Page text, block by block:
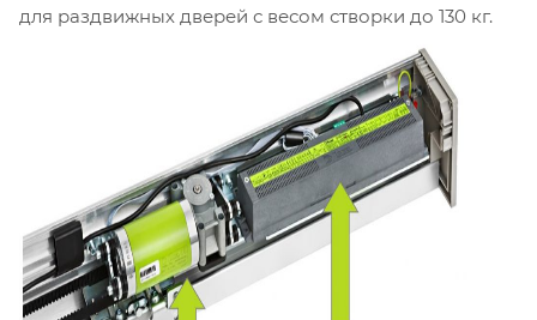
для раздвижных дверей с весом створки до 130 кг.